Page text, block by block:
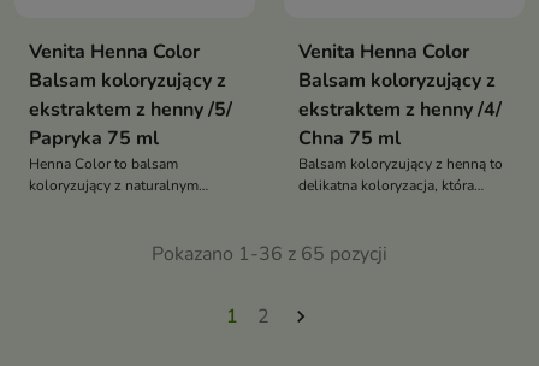
Venita Henna Color
Balsam koloryzujący z
ekstraktem z henny /5/
Papryka 75 ml
Henna Color to balsam
koloryzujący z naturalnym
jednocześnie intensywnie je
Venita Henna Color
Balsam koloryzujący z
ekstraktem z henny /4/
Chna 75 ml
Balsam koloryzujący z henną to
delikatna koloryzacja, która
odżywiając i poprawiając ich
Pokazano 1-36 z 65 pozycji
1 2 